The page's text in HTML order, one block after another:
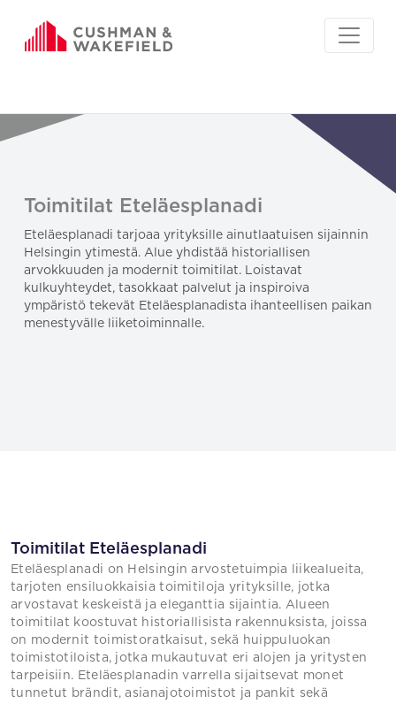
Toimitilat Eteläesplanadi
Eteläesplanadi tarjoaa yrityksille ainutlaatuisen sijainnin
Helsingin ytimestä. Alue yhdistää historiallisen
arvokkuuden ja modernit toimitilat. Loistavat
kulkuyhteydet, tasokkaat palvelut ja inspiroiva
ympäristö tekevät Eteläesplanadista ihanteellisen paikan
menestyvälle liiketoiminnalle.
Toimitilat Eteläesplanadi
Eteläesplanadi on Helsingin arvostetuimpia liikealueita,
tarjoten ensiluokkaisia toimitiloja yrityksille, jotka
arvostavat keskeistä ja eleganttia sijaintia. Alueen
toimitilat koostuvat historiallisista rakennuksista, joissa
on modernit toimistoratkaisut, sekä huippuluokan
toimistotiloista, jotka mukautuvat eri alojen ja yritysten
tarpeisiin. Eteläesplanadin varrella sijaitsevat monet
tunnetut brändit, asianajotoimistot ja pankit sekä